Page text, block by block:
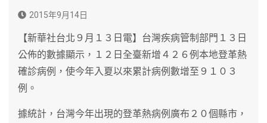
2015年9月14日
【新華社台北９月１３日電】台灣疾病管制部門１３日
公佈的數據顯示，１２日全臺新增４２６例本地登革熱
確診病例，使今年入夏以來累計病例數增至９１０３
例。
據統計，台灣今年出現的登革熱病例廣布２０個縣市，